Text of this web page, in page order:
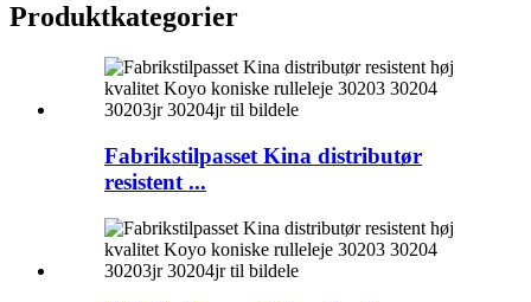
Produktkategorier
Fabrikstilpasset Kina distributør
resistent ...